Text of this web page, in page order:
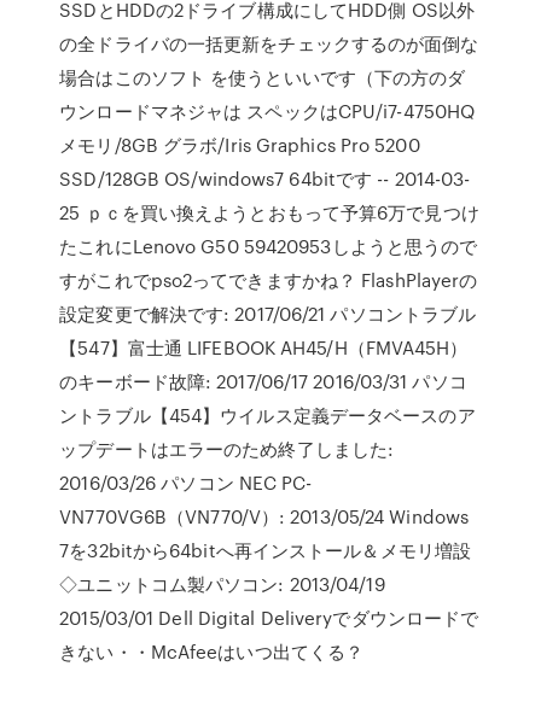
SSDとHDDの2ドライブ構成にしてHDD側 OS以外
の全ドライバの一括更新をチェックするのが面倒な
場合はこのソフト を使うといいです（下の方のダ
ウンロードマネジャは スペックはCPU/i7-4750HQ
メモリ/8GB グラボ/Iris Graphics Pro 5200
SSD/128GB OS/windows7 64bitです -- 2014-03-
25 ｐｃを買い換えようとおもって予算6万で見つけ
たこれにLenovo G50 59420953しようと思うので
すがこれでpso2ってできますかね？ FlashPlayerの
設定変更で解決です: 2017/06/21 パソコントラブル
【547】富士通 LIFEBOOK AH45/H（FMVA45H）
のキーボード故障: 2017/06/17 2016/03/31 パソコ
ントラブル【454】ウイルス定義データベースのア
ップデートはエラーのため終了しました:
2016/03/26 パソコン NEC PC-
VN770VG6B（VN770/V）: 2013/05/24 Windows
7を32bitから64bitへ再インストール＆メモリ増設
◇ユニットコム製パソコン: 2013/04/19
2015/03/01 Dell Digital Deliveryでダウンロードで
きない・・McAfeeはいつ出てくる？